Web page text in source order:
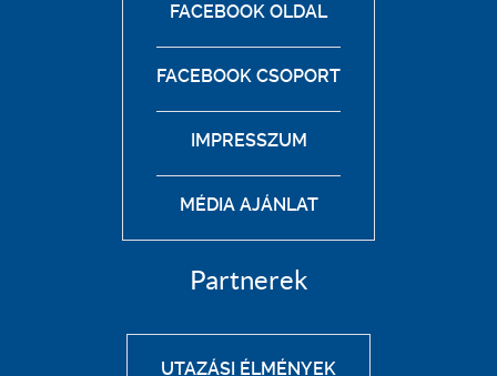
FACEBOOK OLDAL
FACEBOOK CSOPORT
IMPRESSZUM
MÉDIA AJÁNLAT
Partnerek
UTAZÁSI ÉLMÉNYEK